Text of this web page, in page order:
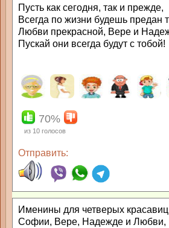
Пусть как сегодня, так и прежде,
Всегда по жизни будешь предан
Любви прекрасной, Вере и
Пускай они всегда будут с тобой!
70%
из 10 голосов
Отправить:
Именины для четверых
Софии, Вере, Надежде и Любви,